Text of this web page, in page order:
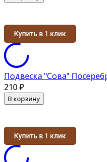
Купить в 1 клик
Подвеска "Сова"
210 ₽
В корзину
Купить в 1 клик